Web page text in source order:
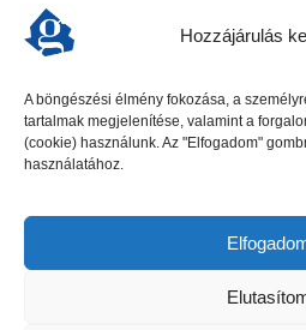
Hozzájárulás
A böngészési élmény fokozása, a
tartalmak megjelenítése, valamint a
(cookie) használunk. Az "Elfogadom"
használatához.
előző cikk